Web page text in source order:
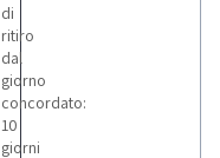
di
ritiro
dal
giorno
concordato:
10
giorni